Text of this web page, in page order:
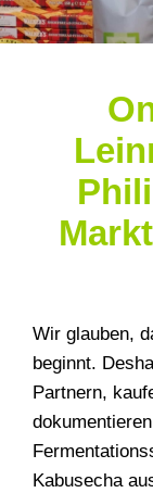
Wir glauben,
beginnt.
Partnern,
Kabusecha